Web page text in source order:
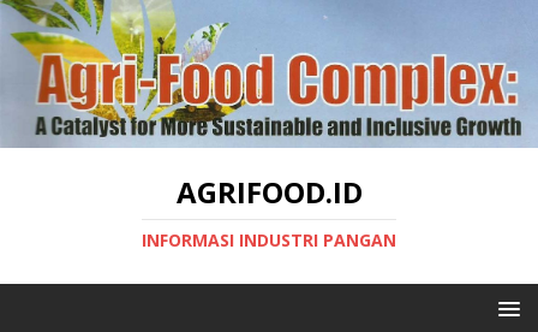
AGRIFOOD.ID
INFORMASI INDUSTRI PANGAN